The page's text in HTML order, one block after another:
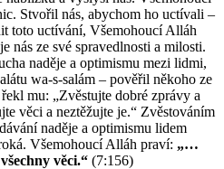
Stvořil nás, abychom ho uctívali –
toto uctívání, Všemohoucí Alláh
nás ze své spravedlnosti a milosti.
naděje a optimismu mezi lidmi,
wa-s-salám – pověřil někoho ze
mu: „Zvěstujte dobré zprávy a
věci a neztěžujte je.“ Zvěstováním
naděje a optimismu lidem
Všemohoucí Alláh praví: „…
věci.“ (7:156)